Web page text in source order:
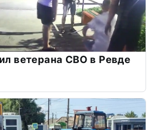
ветерана СВО в Ревде